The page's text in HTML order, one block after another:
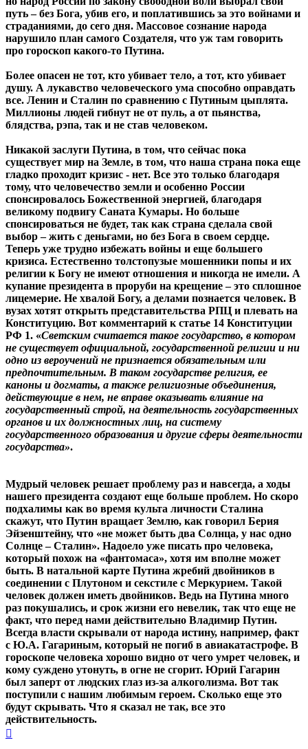
путь – без Бога, убив его, и поплатившись за это войнами и
страданиями, до сего дня. Массовое сознание народа
нарушило план самого Создателя, что уж там говорить
про гороскоп какого-то Путина.
Более опасен не тот, кто убивает тело, а тот, кто убивает
душу. А лукавство человеческого ума способно оправдать
все. Ленин и Сталин по сравнению с Путиным цыплята.
Миллионы людей гибнут не от пуль, а от пьянства,
блядства, рэпа, так и не став человеком.
Никакой заслуги Путина, в том, что сейчас пока
существует мир на Земле, в том, что наша страна пока еще
гладко проходит кризис - нет. Все это только благодаря
тому, что человечество земли и особенно России
спонсировалось Божественной энергией, благодаря
великому подвигу Саната Кумары. Но больше
спонсироваться не будет, так как страна сделала свой
выбор – жить с деньгами, но без Бога в своем сердце.
Теперь уже трудно избежать войны и еще большего
кризиса. Естественно толстопузые мошенники попы и их
религии к Богу не имеют отношения и никогда не имели. А
купание президента в проруби на крещение – это сплошное
лицемерие. Не хвалой Богу, а делами познается человек. В
вузах хотят открыть представительства РПЦ и плевать на
Конституцию. Вот комментарий к статье 14 Конституции
РФ 1. «Светским считается такое государство, в котором
не существует официальной, государственной религии и ни
одно из вероучений не признается обязательным или
предпочтительным. В таком государстве религия, ее
каноны и догматы, а также религиозные объединения,
действующие в нем, не вправе оказывать влияние на
государственный строй, на деятельность государственных
органов и их должностных лиц, на систему
государственного образования и другие сферы деятельности
государства».
Мудрый человек решает проблему раз и навсегда, а ходы
нашего президента создают еще больше проблем. Но скоро
подхалимы как во время культа личности Сталина
скажут, что Путин вращает Землю, как говорил Берия
Эйзенштейну, что «не может быть два Солнца, у нас одно
Солнце – Сталин». Надоело уже писать про человека,
который похож на «фантомаса», хотя им вполне может
быть. В натальной карте Путина жребий двойников в
соединении с Плутоном и секстиле с Меркурием. Такой
человек должен иметь двойников. Ведь на Путина много
раз покушались, и срок жизни его невелик, так что еще не
факт, что перед нами действительно Владимир Путин.
Всегда власти скрывали от народа истину, например, факт
с Ю.А. Гагариным, который не погиб в авиакатастрофе. В
гороскопе человека хорошо видно от чего умрет человек, и
кому суждено утонуть, в огне не сгорит. Юрий Гагарин
был заперт от людских глаз из-за алкоголизма. Вот так
поступили с нашим любимым героем. Сколько еще это
будут скрывать. Что я сказал не так, все это
действительность.